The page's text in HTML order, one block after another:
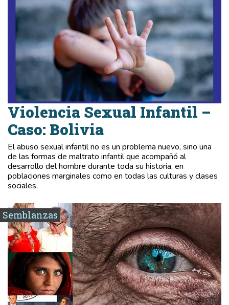
Violencia Sexual Infantil –
Caso: Bolivia
El abuso sexual infantil no es un problema nuevo, sino una
de las formas de maltrato infantil que acompañó al
desarrollo del hombre durante toda su historia, en
poblaciones marginales como en todas las culturas y clases
sociales.
Semblanzas